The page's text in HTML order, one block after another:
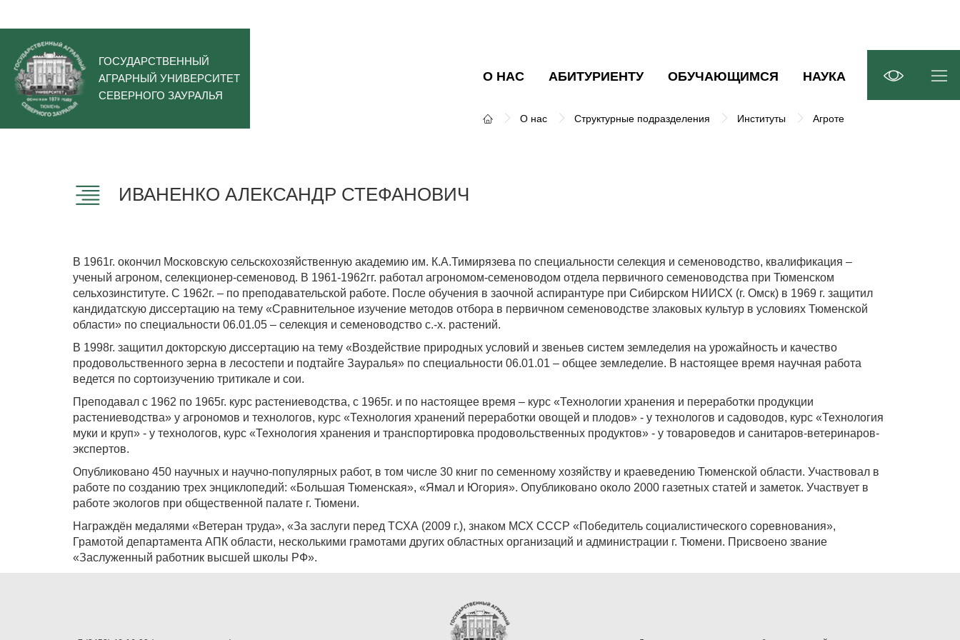
ГОСУДАРСТВЕННЫЙ
АГРАРНЫЙ УНИВЕРСИТЕТ
СЕВЕРНОГО ЗАУРАЛЬЯ
О НАС АБИТУРИЕНТУ ОБУЧАЮЩИМСЯ НАУКА
О нас Структурные подразделения Институты Агротехнологический
ИВАНЕНКО АЛЕКСАНДР СТЕФАНОВИЧ
В 1961г. окончил Московскую сельскохозяйственную академию им. К.А.Тимирязева по специальности селекция и семеноводство, квалификация –
ученый агроном, селекционер-семеновод. В 1961-1962гг. работал агрономом-семеноводом отдела первичного семеноводства при Тюменском
сельхозинституте. С 1962г. – по преподавательской работе. После обучения в заочной аспирантуре при Сибирском НИИСХ (г. Омск) в 1969 г. защитил
кандидатскую диссертацию на тему «Сравнительное изучение методов отбора в первичном семеноводстве злаковых культур в условиях Тюменской
области» по специальности 06.01.05 – селекция и семеноводство с.-х. растений.
В 1998г. защитил докторскую диссертацию на тему «Воздействие природных условий и звеньев систем земледелия на урожайность и качество
продовольственного зерна в лесостепи и подтайге Зауралья» по специальности 06.01.01 – общее земледелие. В настоящее время научная работа
ведется по сортоизучению тритикале и сои.
Преподавал с 1962 по 1965г. курс растениеводства, с 1965г. и по настоящее время – курс «Технологии хранения и переработки продукции
растениеводства» у агрономов и технологов, курс «Технология хранений переработки овощей и плодов» - у технологов и садоводов, курс «Технология
муки и круп» - у технологов, курс «Технология хранения и транспортировка продовольственных продуктов» - у товароведов и санитаров-ветеринаров-
экспертов.
Опубликовано 450 научных и научно-популярных работ, в том числе 30 книг по семенному хозяйству и краеведению Тюменской области. Участвовал в
работе по созданию трех энциклопедий: «Большая Тюменская», «Ямал и Югория». Опубликовано около 2000 газетных статей и заметок. Участвует в
работе экологов при общественной палате г. Тюмени.
Награждён медалями «Ветеран труда», «За заслуги перед ТСХА (2009 г.), знаком МСХ СССР «Победитель социалистического соревнования»,
Грамотой департамента АПК области, несколькими грамотами других областных организаций и администрации г. Тюмени. Присвоено звание
«Заслуженный работник высшей школы РФ».